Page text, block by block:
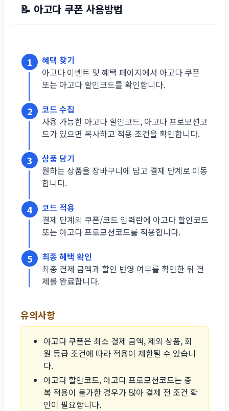
📝 아고다 쿠폰 사용방법
1
혜택 찾기
아고다 이벤트 및 혜택 페이지에서 아고다 쿠폰
또는 아고다 할인코드를 확인합니다.
2
코드 수집
사용 가능한 아고다 할인코드, 아고다 프로모션코
드가 있으면 복사하고 적용 조건을 확인합니다.
3
상품 담기
원하는 상품을 장바구니에 담고 결제 단계로 이동
합니다.
4
코드 적용
결제 단계의 쿠폰/코드 입력란에 아고다 할인코드
또는 아고다 프로모션코드를 적용합니다.
5
최종 혜택 확인
최종 결제 금액과 할인 반영 여부를 확인한 뒤 결
제를 완료합니다.
유의사항
아고다 쿠폰은 최소 결제 금액, 제외 상품, 회
원 등급 조건에 따라 적용이 제한될 수 있습니
다.
아고다 할인코드, 아고다 프로모션코드는 중
복 적용이 불가한 경우가 많아 결제 전 조건 확
인이 필요합니다.